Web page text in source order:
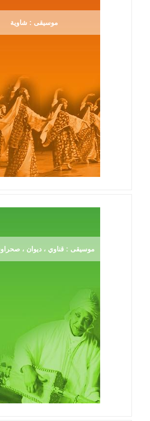
موسيقى : شاوية
موسيقى : قناوي ، ديوان ،